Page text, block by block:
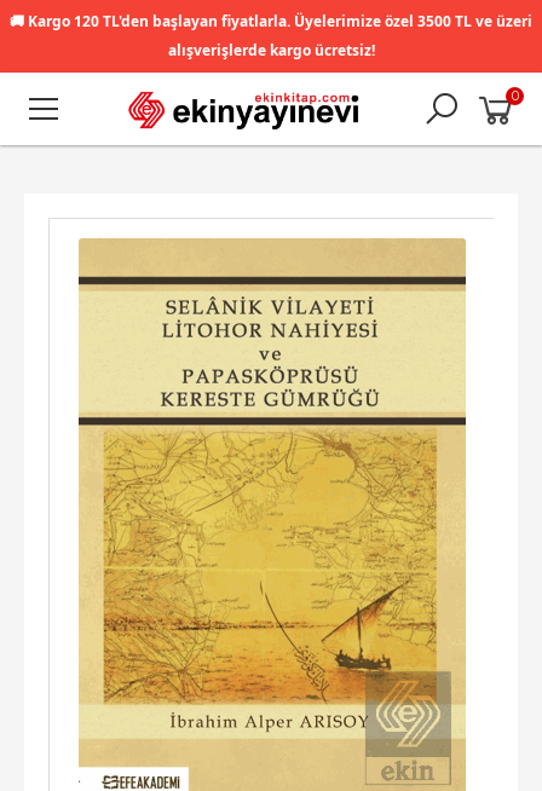
🚚 Kargo 120 TL'den başlayan fiyatlarla. Üyelerimize özel 3500 TL ve üzeri
alışverişlerde kargo ücretsiz!
0